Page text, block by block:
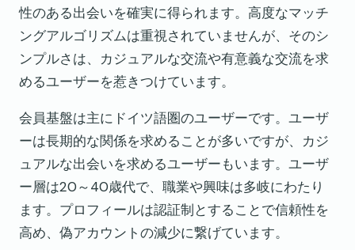
性のある出会いを確実に得られます。高度なマッチ
ングアルゴリズムは重視されていませんが、そのシ
ンプルさは、カジュアルな交流や有意義な交流を求
めるユーザーを惹きつけています。
会員基盤は主にドイツ語圏のユーザーです。ユーザ
ーは長期的な関係を求めることが多いですが、カジ
ュアルな出会いを求めるユーザーもいます。ユーザ
ー層は20～40歳代で、職業や興味は多岐にわたり
ます。プロフィールは認証制とすることで信頼性を
高め、偽アカウントの減少に繋げています。